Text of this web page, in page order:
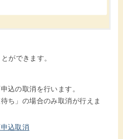
ができます。
込の取消を行います。
ち」の場合のみ取消が行えま
込取消